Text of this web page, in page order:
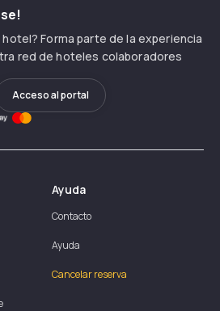
Forma parte de la experiencia
red de hoteles colaboradores
Acceso al portal
Ayuda
Contacto
Ayuda
Cancelar reserva